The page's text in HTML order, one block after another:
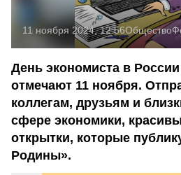
11 ноября 2024, 12:56Общество
День экономиста в
отмечают 11 ноября.
коллегам, друзьям и
сфере экономики,
открытки, которые
Родины».